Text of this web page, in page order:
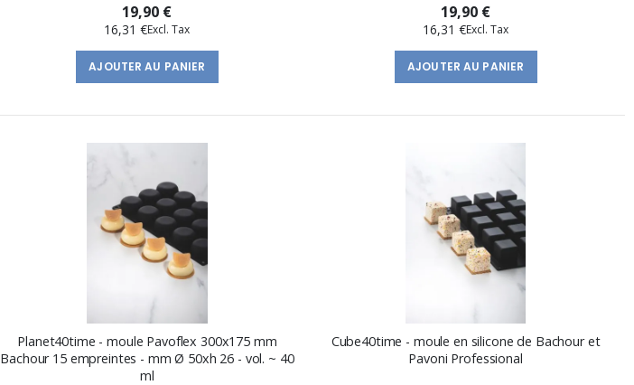
19,90 €
16,31 €
AJOUTER AU PANIER
19,90 €
16,31 €
AJOUTER AU PANIER
Planet40time - moule Pavoflex 300x175 mm
Bachour 15 empreintes - mm Ø 50xh 26 - vol. ~ 40
ml
Cube40time - moule en silicone de Bachour et
Pavoni Professional